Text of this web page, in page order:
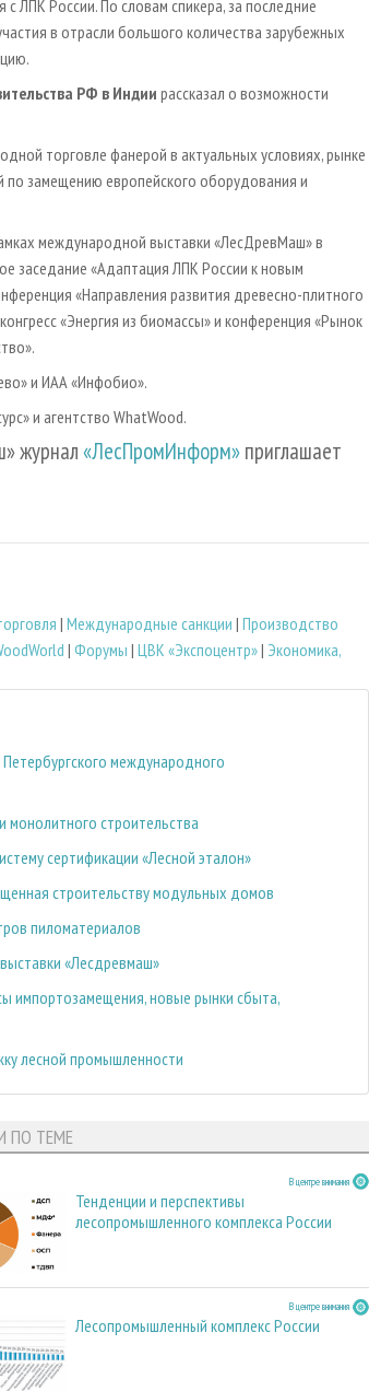
ЛПК России. По словам спикера, за последние
в отрасли большого количества зарубежных
РФ в Индии рассказал о возможности
торговле фанерой в актуальных условиях, рынке
по замещению европейского оборудования и
международной выставки «ЛесДревМаш» в
заседание «Адаптация ЛПК России к новым
«Направления развития древесно-плитного
«Энергия из биомассы» и конференция «Рынок
и ИАА «Инфобио».
и агентство WhatWood.
журнал«ЛесПромИнформ»приглашает
| Международные санкции | Производство
| Форумы | ЦВК «Экспоцентр»| Экономика,
международного
монолитного строительства
сертификации «Лесной эталон»
строительству модульных домов
пиломатериалов
«Лесдревмаш»
импортозамещения, новые рынки сбыта,
лесной промышленности
ПО ТЕМЕ
В центре внимания
Тенденции и перспективы
лесопромышленного комплекса России
В центре внимания
Лесопромышленный комплекс России